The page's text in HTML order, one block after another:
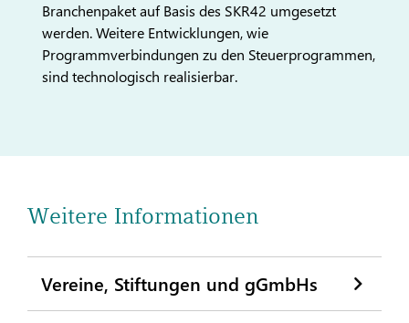
Branchenpaket auf Basis des SKR42 umgesetzt
werden. Weitere Entwicklungen, wie
Programmverbindungen zu den Steuerprogrammen,
sind technologisch realisierbar.
Weitere Informationen
Vereine, Stiftungen und gGmbHs